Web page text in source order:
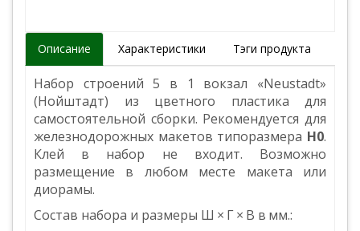
Описание Характеристики Тэги продукта
Набор строений 5 в 1 вокзал «Neustadt»
(Нойштадт) из цветного пластика для
самостоятельной сборки. Рекомендуется для
железнодорожных макетов типоразмера H0.
Клей в набор не входит. Возможно
размещение в любом месте макета или
диорамы.
Состав набора и размеры Ш × Г × В в мм.: